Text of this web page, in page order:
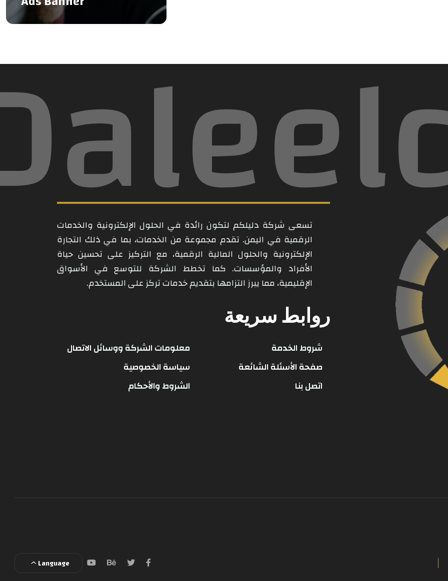
تسعى شركة دليلكم لتكون رائدة في الحلول الإلكترونية والخدمات
الرقمية في اليمن. تقدم مجموعة من الخدمات، بما في ذلك التجارة
الإلكترونية والحلول المالية الرقمية، مع التركيز على تحسين حياة
الأفراد والمؤسسات. كما تخطط الشركة للتوسع في الأسواق
الإقليمية، مما يبرز التزامها بتقديم خدمات تركز على المستخدم.
روابط سريعة
معلومات الشركة ووسائل الاتصال
شروط الخدمة
سياسة الخصوصية
صفحة الأسئلة الشائعة
الشروط والأحكام
اتصل بنا
Language